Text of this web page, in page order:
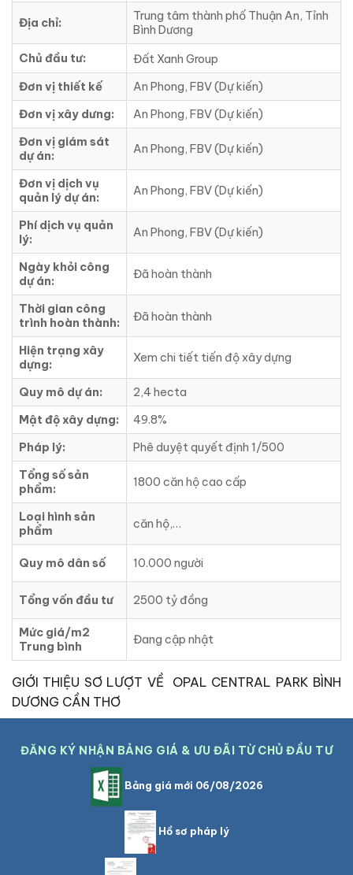
Địa chỉ:
Trung tâm thành phố Thuận An, Tỉnh
Bình Dương
Chủ đầu tư:
Đất Xanh Group
Đơn vị thiết kế
An Phong, FBV (Dự kiến)
Đơn vị xây dưng:
An Phong, FBV (Dự kiến)
Đơn vị giám sát
dự án:
An Phong, FBV (Dự kiến)
Đơn vị dịch vụ
quản lý dự án:
An Phong, FBV (Dự kiến)
Phí dịch vụ quản
lý:
An Phong, FBV (Dự kiến)
Ngày khỏi công
dự án:
Đã hoàn thành
Thời gian công
trình hoàn thành:
Đã hoàn thành
Hiện trạng xây
dựng:
Xem chi tiết tiến độ xây dựng
Quy mô dự án:
2,4 hecta
Mật độ xây dựng:
49.8%
Pháp lý:
Phê duyệt quyết định 1/500
Tổng số sản
phẩm:
1800 căn hộ cao cấp
Loại hình sản
phẩm
căn hộ,…
Quy mô dân số 10.000 người
Tổng vốn đầu tư 2500 tỷ đồng
Mức giá/m2
Trung bình
Đang cập nhật
GIỚI THIỆU SƠ LƯỢT VỀ OPAL CENTRAL PARK BÌNH
DƯƠNG CẦN THƠ
ĐĂNG KÝ NHẬN BẢNG GIÁ & ƯU ĐÃI TỪ CHỦ ĐẦU TƯ
Bảng giá mới 06/08/2026
Hồ sơ pháp lý